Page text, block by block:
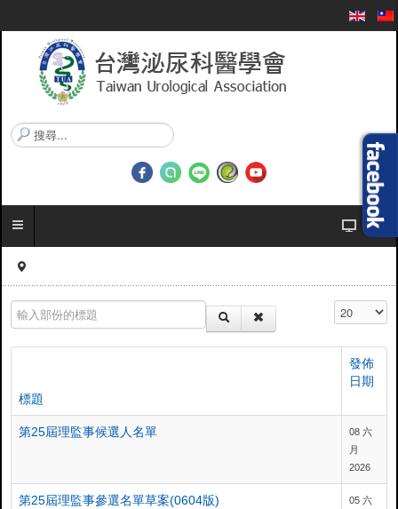
搜
尋
.
輸入部份的標題 顯示數目
標題
發佈
日期
第25屆理監事候選人名單
08 六
月
2026
第25屆理監事參選名單草案(0604版)
05 六